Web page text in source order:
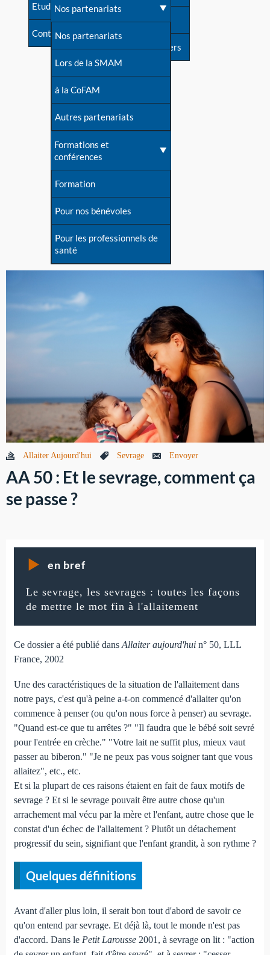
Une question sur le site
Etudes récentes
Contact
Forum
S'inscrire à nos newsletters
Nos partenariats
Nos partenariats
Lors de la SMAM
à la CoFAM
Autres partenariats
Formations et
conférences
Formation
Pour nos bénévoles
Pour les professionnels de
santé
Allaiter Aujourd'hui Sevrage Envoyer
AA 50 : Et le sevrage, comment ça
se passe ?
en bref
Le sevrage, les sevrages : toutes les façons
de mettre le mot fin à l'allaitement
Ce dossier a été publié dans Allaiter aujourd'huin° 50, LLL
France, 2002
Une des caractéristiques de la situation de l'allaitement dans
notre pays, c'est qu'à peine a-t-on commencé d'allaiter qu'on
commence à penser (ou qu'on nous force à penser) au sevrage.
"Quand est-ce que tu arrêtes ?" "Il faudra que le bébé soit sevré
pour l'entrée en crèche." "Votre lait ne suffit plus, mieux vaut
passer au biberon." "Je ne peux pas vous soigner tant que vous
allaitez", etc., etc.
Et si la plupart de ces raisons étaient en fait de faux motifs de
sevrage ? Et si le sevrage pouvait être autre chose qu'un
arrachement mal vécu par la mère et l'enfant, autre chose que le
constat d'un échec de l'allaitement ? Plutôt un détachement
progressif du sein, signifiant que l'enfant grandit, à son rythme ?
Quelques définitions
Avant d'aller plus loin, il serait bon tout d'abord de savoir ce
qu'on entend par sevrage. Et déjà là, tout le monde n'est pas
d'accord. Dans le Petit Larousse2001, à sevrage on lit : "action